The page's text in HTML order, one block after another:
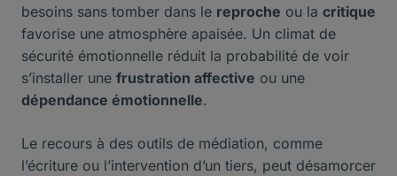
besoins sans tomber dans le reproche ou la critique
favorise une atmosphère apaisée. Un climat de
sécurité émotionnelle réduit la probabilité de voir
s’installer une frustration affective ou une
dépendance émotionnelle.
Le recours à des outils de médiation, comme
l’écriture ou l’intervention d’un tiers, peut désamorcer